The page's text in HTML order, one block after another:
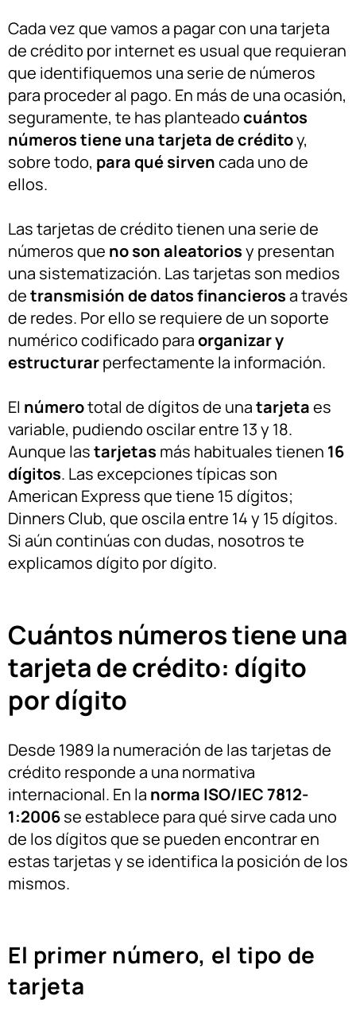
Cada vez que vamos a pagar con una tarjeta
de crédito por internet es usual que requieran
que identifiquemos una serie de números
para proceder al pago. En más de una ocasión,
seguramente, te has planteadocuántos
números tiene una tarjeta de créditoy,
sobre todo, para qué sirvencada uno de
ellos.
Las tarjetas de crédito tienen una serie de
números que no son aleatoriosy presentan
una sistematización. Las tarjetas son medios
detransmisión de datos financierosa través
de redes. Por ello se requiere de un soporte
numérico codificado paraorganizar y
estructurarperfectamente la información.
El númerototal de dígitos de unatarjetaes
variable, pudiendo oscilar entre 13 y 18.
Aunque lastarjetas más habituales tienen 16
dígitos. Las excepciones típicas son
American Express que tiene 15 dígitos;
Dinners Club, que oscila entre 14 y 15 dígitos.
Si aún continúas con dudas, nosotros te
explicamos dígito por dígito.
Cuántos números tiene una
tarjeta de crédito: dígito
por dígito
Desde 1989 la numeración de las tarjetas de
crédito responde a una normativa
internacional. En la norma ISO/IEC 7812-
1:2006se establece para qué sirve cada uno
de los dígitos que se pueden encontrar en
estas tarjetas y se identifica la posición de los
mismos.
El primer número, el tipo de
tarjeta